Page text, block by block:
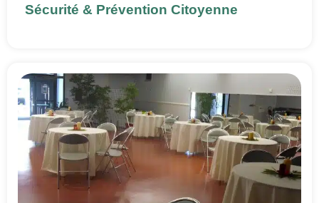
Sécurité & Prévention Citoyenne